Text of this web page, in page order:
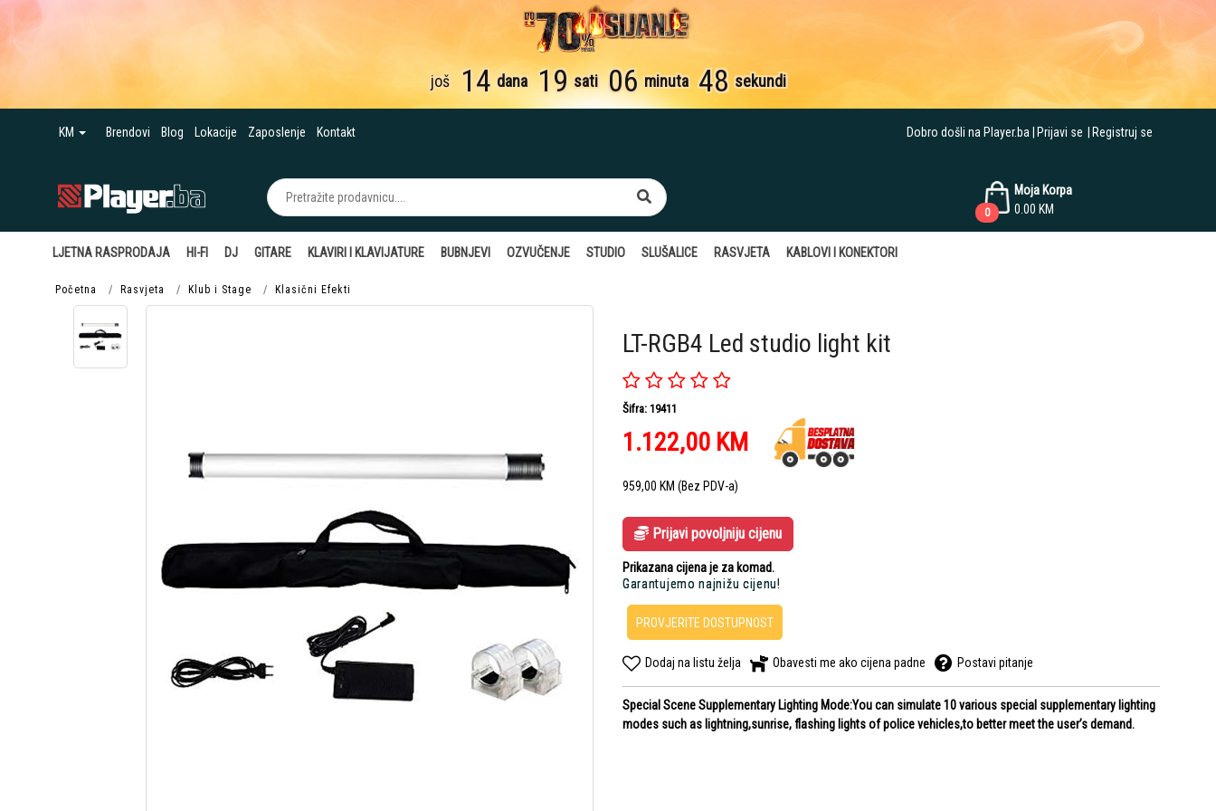
još 14 dana 19 sati 06 minuta 48 sekundi
KM Brendovi Blog Lokacije Zaposlenje Kontakt Dobro došli na Player.ba Prijavi se Registruj se
Moja Korpa
0.00 KM
0
LJETNA RASPRODAJA HI-FI DJ GITARE KLAVIRI I KLAVIJATURE BUBNJEVI OZVUČENJE STUDIO SLUŠALICE RASVJETA KABLOVI I KONEKTORI
Početna Rasvjeta Klub i Stage Klasični Efekti
LT-RGB4 Led studio light kit
Šifra: 19411
1.122,00 KM
959,00 KM (Bez PDV-a)
Prijavi povoljniju cijenu
Prikazana cijena je za komad.
Garantujemo najnižu cijenu!
PROVJERITE DOSTUPNOST
Dodaj na listu želja Obavesti me ako cijena padne Postavi pitanje
Special Scene Supplementary Lighting Mode:You can simulate 10 various special supplementary lighting
modes such as lightning,sunrise, flashing lights of police vehicles,to better meet the user’s demand.